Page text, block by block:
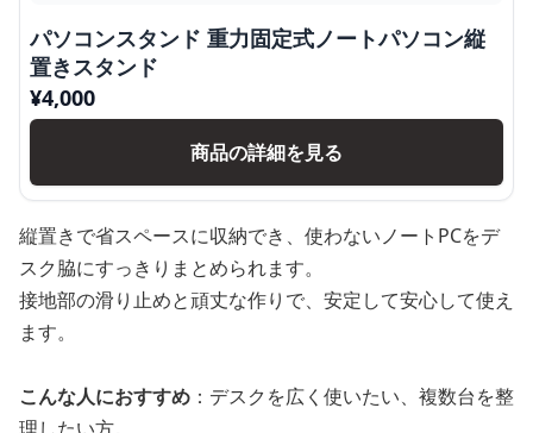
パソコンスタンド 重力固定式ノートパソコン縦
置きスタンド
¥4,000
商品の詳細を見る
縦置きで省スペースに収納でき、使わないノートPCをデ
スク脇にすっきりまとめられます。
接地部の滑り止めと頑丈な作りで、安定して安心して使え
ます。
こんな人におすすめ ：デスクを広く使いたい、複数台を整